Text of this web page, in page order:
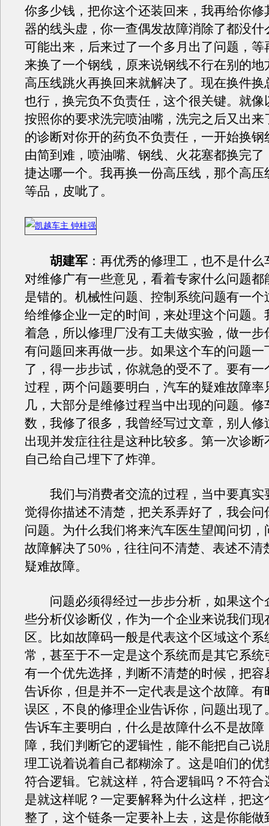
你多少钱，把你这个还装回来，我再给你修
器的线头虚，你一查偶发故障消除了都没什
可能出来，后来过了一个多月出了问题，等
来换了一个钢线，原来说钢线不行在别的地
高压线跳火再换回来就解决了。现在换件换
也行，换完负不负责任，这个很关键。就像
按照你的要求洗完喷油嘴，洗完之后又出来
的诊断对你开的药负不负责任，一开始换钢
由简到难，喷油嘴、钢线、火花塞都换完了
捷达哪一个。我再换一份高压线，那个高压
等品，皮呲了。
胡建军 ：再优秀的修理工，也不是什
对维修广有一些意见，看着专家什么问题都
是错的。机械性问题、控制系统问题有一个
给维修企业一定的时间，来处理这个问题。
着急，所以修理厂没有工夫做实验，做一步
有问题回来再做一步。如果这个车的问题一
了，得一步步试，你就急的受不了。要有一
过程，两个问题要明白，汽车的疑难故障率
几，大部分是维修过程当中出现的问题。修
数，我修了很多，我曾经写过文章，别人修
出现并发症往往是这种比较多。第一次诊断
自己给自己埋下了炸弹。
我们与消费者交流的过程，当中要真实
觉得你描述不清楚，把关系弄好了，我会问
问题。为什么我们将来汽车医生望闻问切，
故障解决了50%，往往问不清楚、表述不清
疑难故障。
问题必须得经过一步步分析，如果这个
些分析仪诊断仪，作为一个企业来说我们现
区。比如故障码一般是代表这个区域这个系
常，甚至于不一定是这个系统而是其它系统
有一个优先选择，判断不清楚的时候，把容
告诉你，但是并不一定代表是这个故障。有
误区，不良的修理企业告诉你，问题出现了
告诉车主要明白，什么是故障什么不是故障
障，我们判断它的逻辑性，能不能把自己说
理工说着说着自己都糊涂了。这是咱们的优
符合逻辑。它就这样，符合逻辑吗？不符合
是就这样呢？一定要解释为什么这样，把这
整了，这个链条一定要补上去，这是你能做